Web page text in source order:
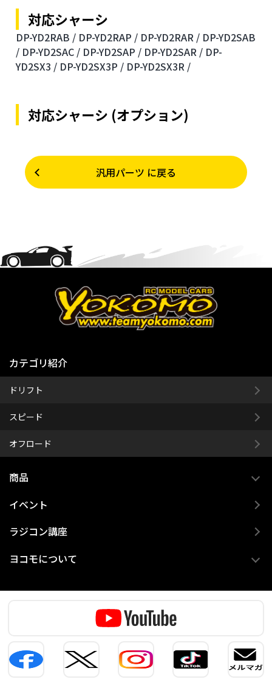
対応シャーシ
DP-YD2RAB / DP-YD2RAP / DP-YD2RAR / DP-YD2SAB
/ DP-YD2SAC / DP-YD2SAP / DP-YD2SAR / DP-
YD2SX3 / DP-YD2SX3P / DP-YD2SX3R /
対応シャーシ (オプション)
汎用パーツ に戻る
カテゴリ紹介
ドリフト
スピード
オフロード
商品
イベント
ラジコン講座
ヨコモについて